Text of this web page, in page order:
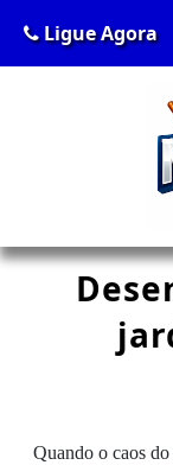
Ligue Agora
Quando o caos